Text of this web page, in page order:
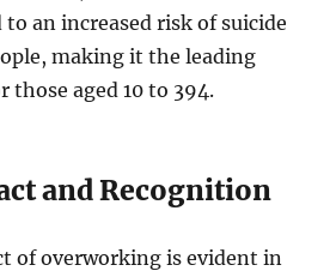
an increased risk of suicide
making it the leading
those aged 10 to 394.
and Recognition
of overworking is evident in